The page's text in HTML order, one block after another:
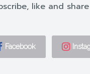
like and
Facebook